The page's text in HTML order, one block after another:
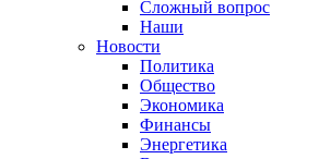
Сложный вопрос
Наши
Новости
Политика
Общество
Экономика
Финансы
Энергетика